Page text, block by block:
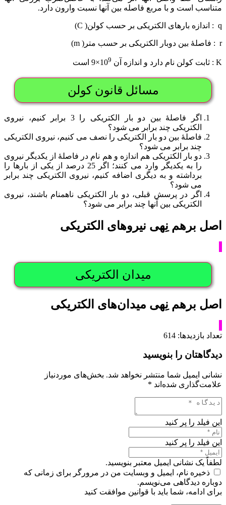
متناسب است و با مربع فاصله بین آنها نسبت وارون دارد.
q : اندازه بارهای الکتریکی بر حسب کولن( C)
r : فاصلۀ بین دوبار الکتریکی بر حسب متر( m)
K : ثابت کولن نام دارد و اندازه آن 10 9 ×9 است
مسائل قانون کولن
اگر فاصلۀ بین دو بار الکتریکی را 3 برابر کنیم، نیروی
الکتریکی چند برابر می شود؟
فاصلۀ بین دو بار الکتریکی را نصف می کنیم، نیروی الکتریکی
چند برابر می شود؟
دو بار الکتریکی هم اندازه و هم نام در فاصلۀ از یکدیگر نیروی
را به یکدیگر وارد می کنند؛ اگر 25 درصد از یکی از بارها را
برداشته و به دیگری اضافه کنیم، نیروی الکتریکی چند برابر
می شود؟
اگر در پرسش قبلی، دو بار الکتریکی ناهمنام باشند، نیروی
الکتریکی بین آنها چند برابر می شود؟
اصل برهم نِهی نیروهای الکتریکی
میدان الکتریکی
اصل برهم نِهی میدان‌های الکتریکی
تعداد بازدیدها: 614
دیدگاهتان را بنویسید
نشانی ایمیل شما منتشر نخواهد شد. بخش‌های موردنیاز
علامت‌گذاری شده‌اند *
این فیلد را پر کنید
این فیلد را پر کنید
لطفاً یک نشانی ایمیل معتبر بنویسید.
ذخیره نام، ایمیل و وبسایت من در مرورگر برای زمانی که
دوباره دیدگاهی می‌نویسم.
برای ادامه، شما باید با قوانین موافقت کنید